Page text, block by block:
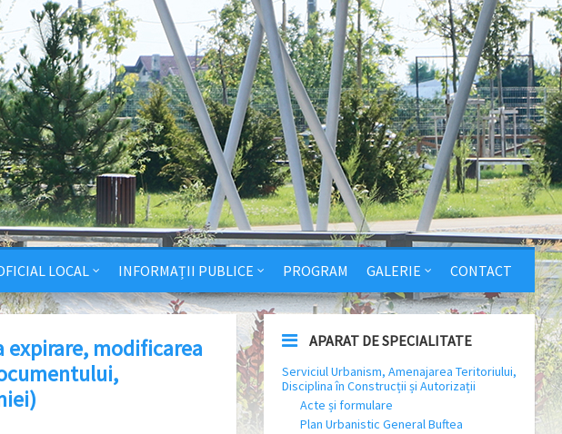
LOCAL INFORMAȚII PUBLICE PROGRAM GALERIE CONTACT
modificarea
APARAT DE SPECIALITATE
Serviciul Urbanism, Amenajarea Teritoriului,
Disciplina în Construcții și Autorizații
Acte și formulare
Plan Urbanistic General Buftea